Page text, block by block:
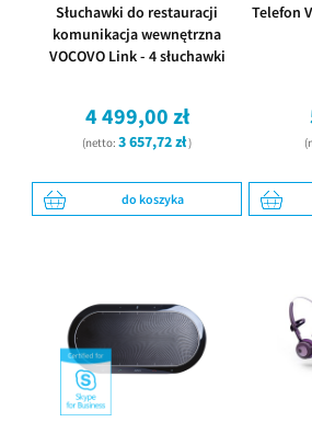
Słuchawki do restauracji
komunikacja wewnętrzna
VOCOVO Link - 4 słuchawki
4 499,00 zł
(netto: 3 657,72 zł)
do koszyka
Telefon